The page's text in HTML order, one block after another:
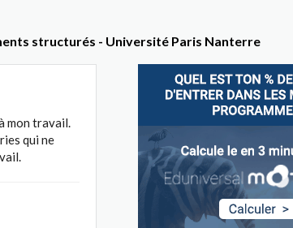
structurés - Université Paris Nanterre
mon travail.
qui ne